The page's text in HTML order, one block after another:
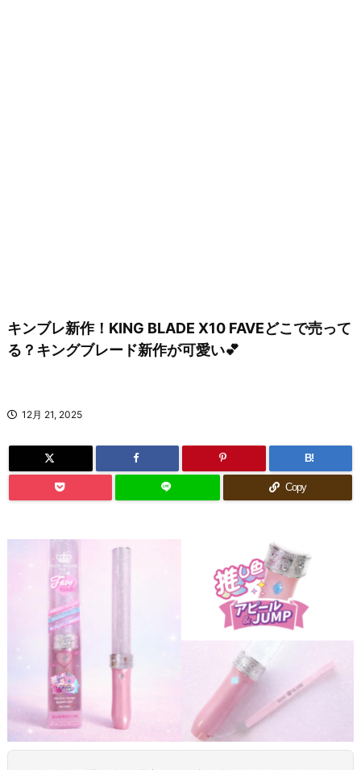
キンブレ新作！KING BLADE X10 FAVEどこで売って
る？キングブレード新作が可愛い💕
12月 21, 2025
B!
Copy